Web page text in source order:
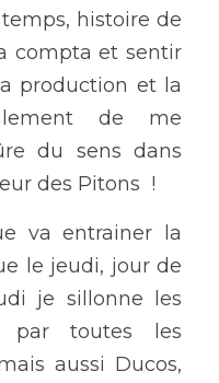
histoire de
compta et sentir
production et la
de me
du sens dans
des Pitons  !
va entrainer la
le jeudi, jour de
je sillonne les
toutes les
aussi Ducos,